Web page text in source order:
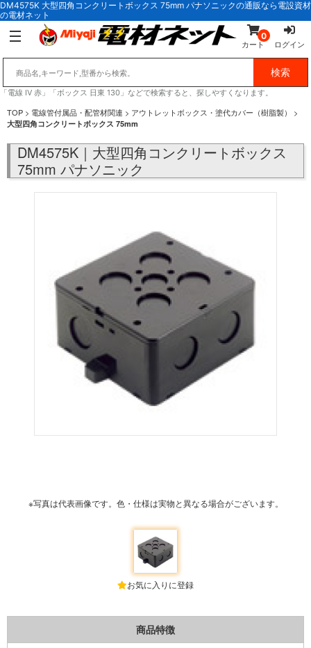
DM4575K 大型四角コンクリートボックス 75mm パナソニックの通販なら電設資材
の電材ネット
0
カート ログイン
「電線 IV 赤」「ボックス 日東 130」などで検索すると、探しやすくなります。
TOP > 電線管付属品・配管材関連 > アウトレットボックス・塗代カバー（樹脂製） >
大型四角コンクリートボックス 75mm
DM4575K｜大型四角コンクリートボックス
75mm パナソニック
※写真は代表画像です。色・仕様は実物と異なる場合がございます。
お気に入りに登録
商品特徴